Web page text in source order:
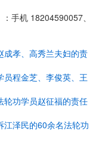
手机 18204590057、
成孝、高秀兰夫妇的责
程金芝、李俊英、王
轮功学员赵征福的责任
江泽民的60余名法轮功